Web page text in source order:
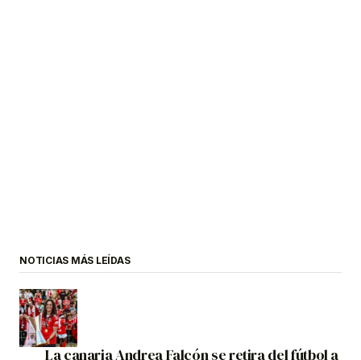
NOTICIAS MÁS LEÍDAS
La canaria Andrea Falcón se retira del fútbol a